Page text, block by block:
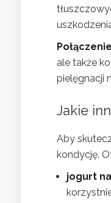
ale także
pielęgnacji
Jakie
Aby
kondycję.
jogurt